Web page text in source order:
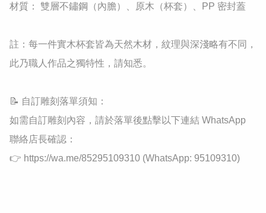
​材質： 雙層不鏽鋼（內膽）、原木（杯套）、PP 密封蓋
​註：每一件實木杯套皆為天然木材，紋理與深淺略有不同，
此乃職人作品之獨特性，請知悉。
​📝 自訂雕刻落單須知：
如需自訂雕刻內容，請於落單後點擊以下連結 WhatsApp
聯絡店長確認：
👉 https://wa.me/85295109310 (WhatsApp: 95109310)